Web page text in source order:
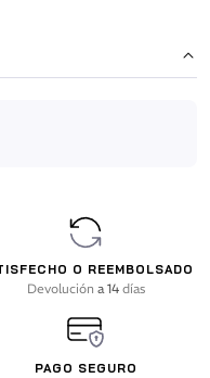
O REEMBOLSADO
Devolución a 14 días
PAGO SEGURO